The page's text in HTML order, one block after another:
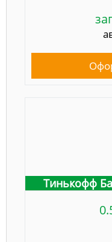
Тинькофф